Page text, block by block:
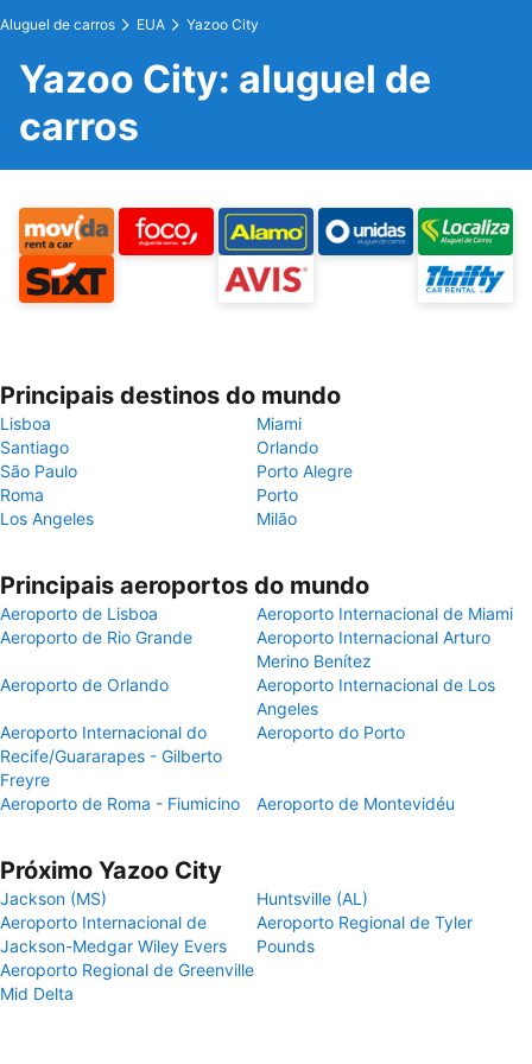
Aluguel de carros EUA Yazoo City
Yazoo City: aluguel de
carros
Principais destinos do mundo
Lisboa
Miami
Santiago
Orlando
São Paulo
Porto Alegre
Roma
Porto
Los Angeles
Milão
Principais aeroportos do mundo
Aeroporto de Lisboa
Aeroporto Internacional de Miami
Aeroporto de Rio Grande
Aeroporto Internacional Arturo
Merino Benítez
Aeroporto de Orlando
Aeroporto Internacional de Los
Angeles
Aeroporto Internacional do
Recife/Guararapes - Gilberto
Freyre
Aeroporto do Porto
Aeroporto de Roma - Fiumicino Aeroporto de Montevidéu
Próximo Yazoo City
Jackson (MS)
Huntsville (AL)
Aeroporto Internacional de
Jackson-Medgar Wiley Evers
Aeroporto Regional de Tyler
Pounds
Aeroporto Regional de Greenville
Mid Delta